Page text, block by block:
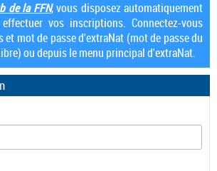
de la FFN, vous disposez automatiquement
vos inscriptions. Connectez-vous
mot de passe d'extraNat (mot de passe du
ou depuis le menu principal d'extraNat.